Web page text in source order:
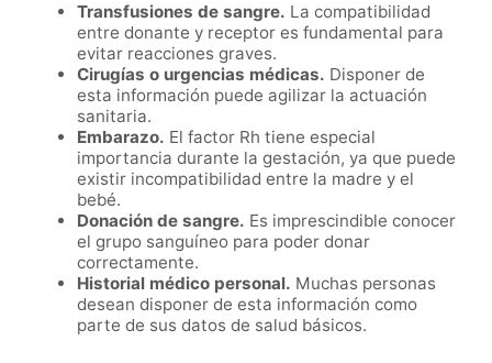
Transfusiones de sangre. La compatibilidad
entre donante y receptor es fundamental para
evitar reacciones graves.
Cirugías o urgencias médicas. Disponer de
esta información puede agilizar la actuación
sanitaria.
Embarazo. El factor Rh tiene especial
importancia durante la gestación, ya que puede
existir incompatibilidad entre la madre y el
bebé.
Donación de sangre. Es imprescindible conocer
el grupo sanguíneo para poder donar
correctamente.
Historial médico personal. Muchas personas
desean disponer de esta información como
parte de sus datos de salud básicos.